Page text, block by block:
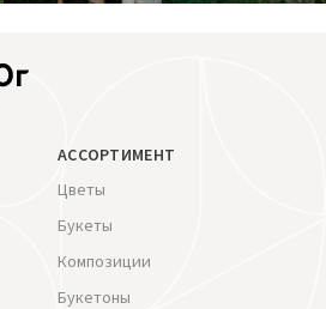
АССОРТИМЕНТ
Цветы
Букеты
Композиции
Букетоны